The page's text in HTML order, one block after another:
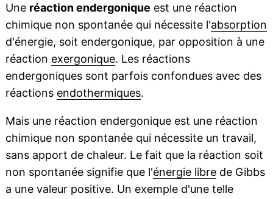
Une réaction endergonique est une réaction
chimique non spontanée qui nécessite l'absorption
d'énergie, soit endergonique, par opposition à une
réaction exergonique. Les réactions
endergoniques sont parfois confondues avec des
réactions endothermiques.
Mais une réaction endergonique est une réaction
chimique non spontanée qui nécessite un travail,
sans apport de chaleur. Le fait que la réaction soit
non spontanée signifie que l'énergie librede Gibbs
a une valeur positive. Un exemple d'une telle